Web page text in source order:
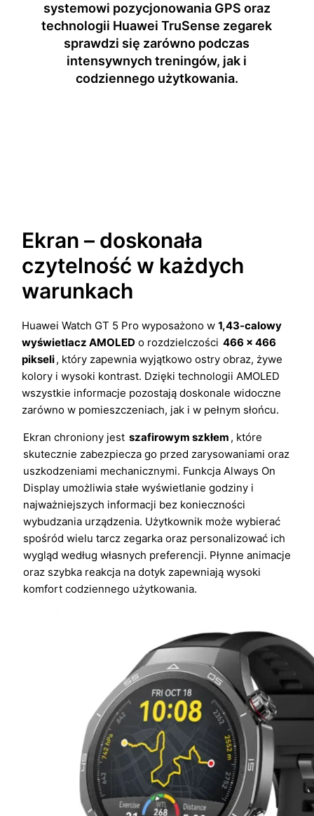
systemowi pozycjonowania GPS oraz
technologii Huawei TruSense zegarek
sprawdzi się zarówno podczas
intensywnych treningów, jak i
codziennego użytkowania.
Ekran – doskonała
czytelność w każdych
warunkach
Huawei Watch GT 5 Pro wyposażono w 1,43-calowy
wyświetlacz AMOLED o rozdzielczości 466 × 466
pikseli, który zapewnia wyjątkowo ostry obraz, żywe
kolory i wysoki kontrast. Dzięki technologii AMOLED
wszystkie informacje pozostają doskonale widoczne
zarówno w pomieszczeniach, jak i w pełnym słońcu.
Ekran chroniony jest szafirowym szkłem , które
skutecznie zabezpiecza go przed zarysowaniami oraz
uszkodzeniami mechanicznymi. Funkcja Always On
Display umożliwia stałe wyświetlanie godziny i
najważniejszych informacji bez konieczności
wybudzania urządzenia. Użytkownik może wybierać
spośród wielu tarcz zegarka oraz personalizować ich
wygląd według własnych preferencji. Płynne animacje
oraz szybka reakcja na dotyk zapewniają wysoki
komfort codziennego użytkowania.